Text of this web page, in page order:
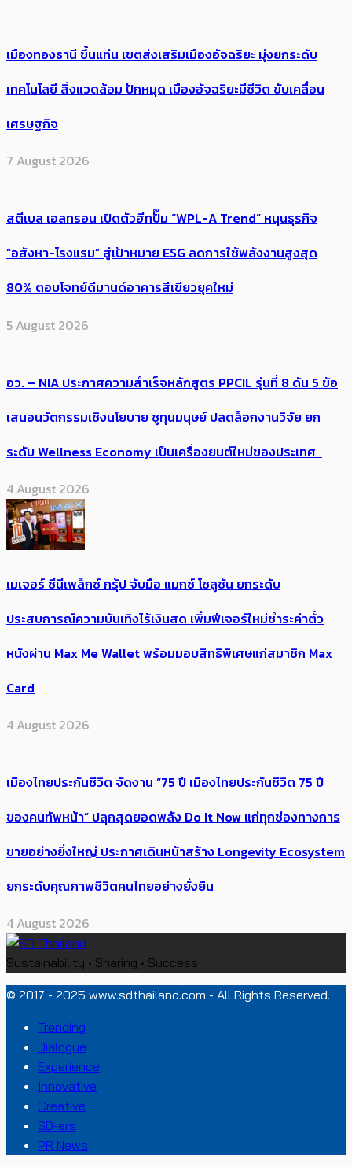
เมืองทองธานี ขึ้นแท่น เขตส่งเสริมเมืองอัจฉริยะ มุ่งยกระดับ
เทคโนโลยี สิ่งแวดล้อม ปักหมุด เมืองอัจฉริยะมีชีวิต ขับเคลื่อน
เศรษฐกิจ
7 August 2026
สตีเบล เอลทรอน เปิดตัวฮีทปั๊ม “WPL-A Trend” หนุนธุรกิจ
“อสังหา-โรงแรม” สู่เป้าหมาย ESG ลดการใช้พลังงานสูงสุด
80% ตอบโจทย์ดีมานด์อาคารสีเขียวยุคใหม่
5 August 2026
อว. – NIA ประกาศความสำเร็จหลักสูตร PPCIL รุ่นที่ 8 ดัน 5 ข้อ
เสนอนวัตกรรมเชิงนโยบาย ชูทุนมนุษย์ ปลดล็อกงานวิจัย ยก
ระดับ Wellness Economy เป็นเครื่องยนต์ใหม่ของประเทศ
4 August 2026
เมเจอร์ ซีนีเพล็กซ์ กรุ้ป จับมือ แมกซ์ โซลูชัน ยกระดับ
ประสบการณ์ความบันเทิงไร้เงินสด เพิ่มฟีเจอร์ใหม่ชำระค่าตั๋ว
หนังผ่าน Max Me Wallet พร้อมมอบสิทธิพิเศษแก่สมาชิก Max
Card
4 August 2026
เมืองไทยประกันชีวิต จัดงาน “75 ปี เมืองไทยประกันชีวิต 75 ปี
ของคนทัพหน้า” ปลุกสุดยอดพลัง Do It Now แก่ทุกช่องทางการ
ขายอย่างยิ่งใหญ่ ประกาศเดินหน้าสร้าง Longevity Ecosystem
ยกระดับคุณภาพชีวิตคนไทยอย่างยั่งยืน
4 August 2026
Sustainability • Sharing • Success
© 2017 - 2025 www.sdthailand.com - All Rights Reserved.
Trending
Dialogue
Experience
Innovative
Creative
SD-ers
PR News